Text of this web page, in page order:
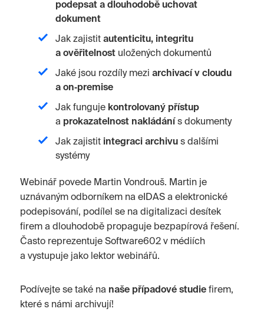
podepsat a dlouhodobě uchovat
dokument
Jak zajistit autenticitu, integritu
a ověřitelnostuložených dokumentů
Jaké jsou rozdíly mezi archivací v cloudu
a on‑premise
Jak funguje kontrolovaný přístup
a prokazatelnost nakládánís dokumenty
Jak zajistitintegraci archivus dalšími
systémy
Webinář povede Martin Vondrouš. Martin je
uznávaným odborníkem na eIDAS a elektronické
podepisování, podílel se na digitalizaci desítek
firem a dlouhodobě propaguje bezpapírová řešení.
Často reprezentuje Software602 v médiích
a vystupuje jako lektor webinářů.
Podívejte se také na naše případové studiefirem,
které s námi archivují!